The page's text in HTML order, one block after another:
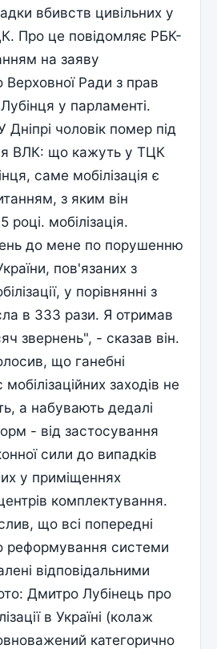
вбивств цивільних у
Про це повідомляє РБК-
на заяву
Ради з прав
у парламенті.
чоловік помер під
ВЛК: що кажуть у ТЦК
саме мобілізація є
з яким він
мобілізація.
до мене по порушенню
пов'язаних з
у порівнянні з
в 333 рази. Я отримав
звернень", - сказав він.
що ганебні
заходів не
а набувають дедалі
- від застосування
сили до випадків
у приміщеннях
комплектування.
що всі попередні
реформування системи
відповідальними
Дмитро Лубінець про
в Україні (колаж
категорично